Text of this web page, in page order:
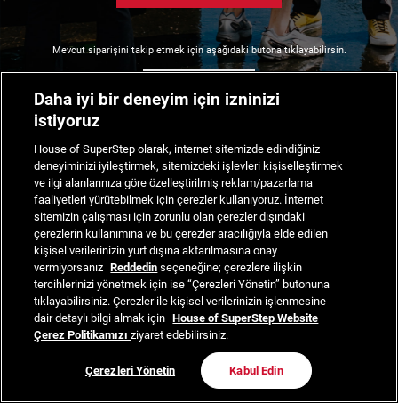
Mevcut siparişini takip etmek için aşağıdaki butona tıklayabilirsin.
Daha iyi bir deneyim için izninizi
istiyoruz
House of SuperStep olarak, internet sitemizde edindiğiniz
deneyiminizi iyileştirmek, sitemizdeki işlevleri kişiselleştirmek
ve ilgi alanlarınıza göre özelleştirilmiş reklam/pazarlama
faaliyetleri yürütebilmek için çerezler kullanıyoruz. İnternet
sitemizin çalışması için zorunlu olan çerezler dışındaki
çerezlerin kullanımına ve bu çerezler aracılığıyla elde edilen
kişisel verilerinizin yurt dışına aktarılmasına onay
vermiyorsanız Reddedin seçeneğine; çerezlere ilişkin
tercihlerinizi yönetmek için ise “Çerezleri Yönetin” butonuna
tıklayabilirsiniz. Çerezler ile kişisel verilerinizin işlenmesine
dair detaylı bilgi almak için House of SuperStep Website
Çerez Politikamızıziyaret edebilirsiniz.
Çerezleri Yönetin Kabul Edin